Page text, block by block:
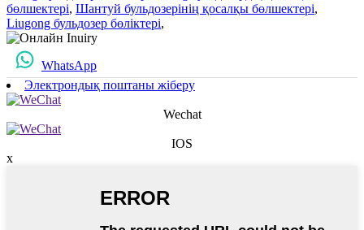
бөлшектері, Шантуй бульдозерінің қосалқы бөлшектері,
Liugong бульдозер бөліктері,
WhatsApp
Электрондық поштаны жіберу
Wechat
IOS
x